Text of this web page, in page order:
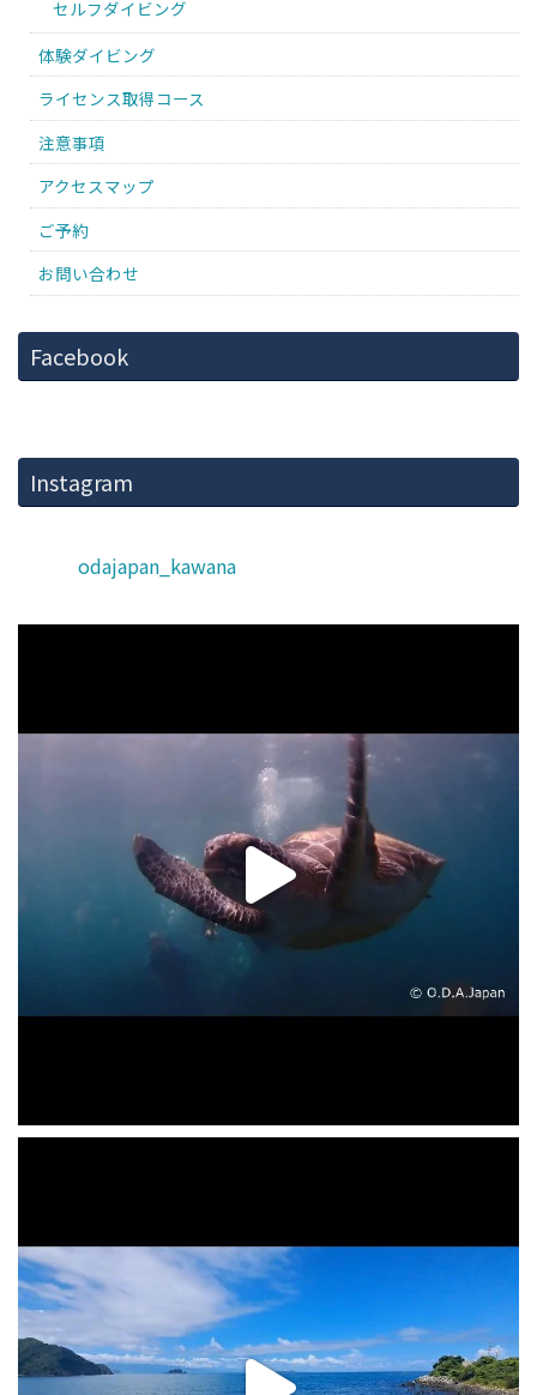
セルフダイビング
体験ダイビング
ライセンス取得コース
注意事項
アクセスマップ
ご予約
お問い合わせ
Facebook
Instagram
odajapan_kawana